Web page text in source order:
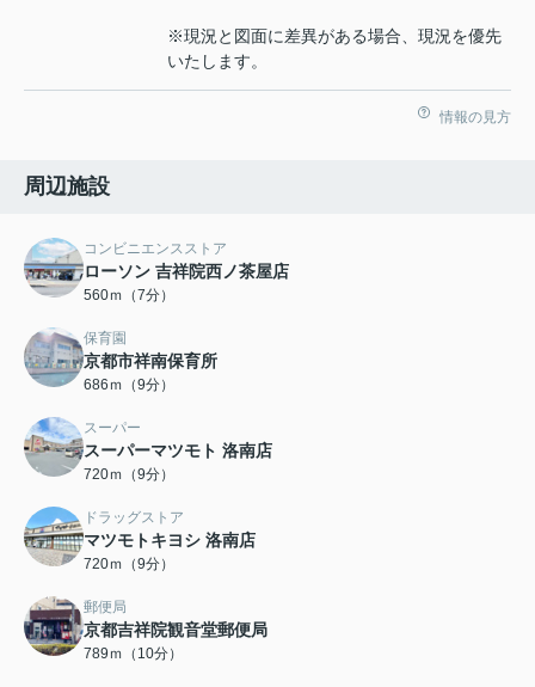
※現況と図面に差異がある場合、現況を優先
いたします。
情報の見方
周辺施設
コンビニエンスストア
ローソン 吉祥院西ノ茶屋店
560ｍ（7分）
保育園
京都市祥南保育所
686ｍ（9分）
スーパー
スーパーマツモト 洛南店
720ｍ（9分）
ドラッグストア
マツモトキヨシ 洛南店
720ｍ（9分）
郵便局
京都吉祥院観音堂郵便局
789ｍ（10分）